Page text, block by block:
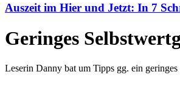
Auszeit im Hier und Jetzt: In 7
Geringes
Leserin Danny bat um Tipps gg. ein